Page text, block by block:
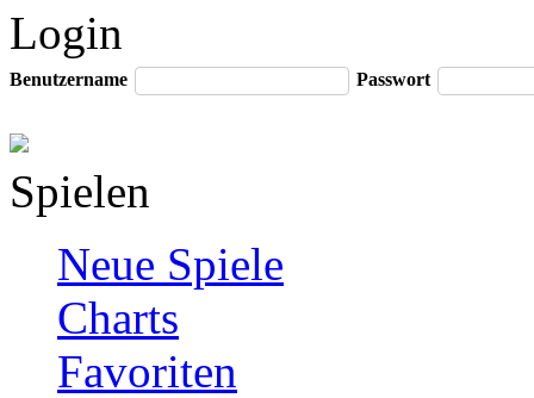
Login
Benutzername Passwort
Spielen
Neue Spiele
Charts
Favoriten